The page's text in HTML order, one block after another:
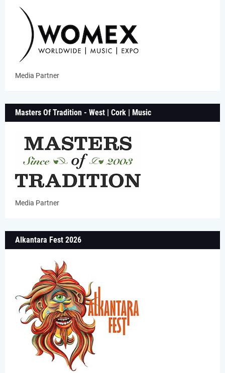
Media Partner
Masters Of Tradition - West | Cork | Music
Media Partner
Alkantara Fest 2026